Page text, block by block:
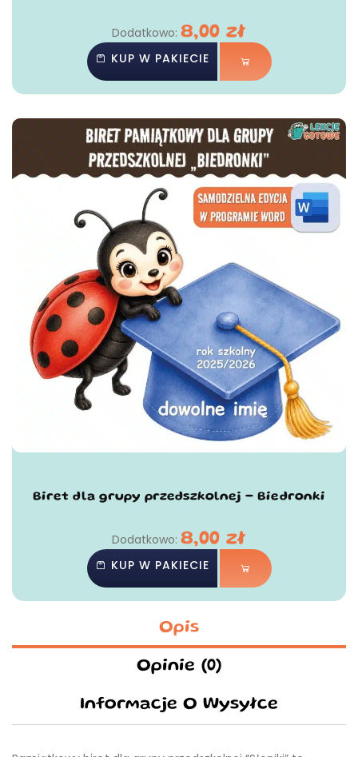
Dodatkowo:8,00zł
KUP W PAKIECIE
Biret dla grupy przedszkolnej - Biedronki
Dodatkowo:8,00zł
KUP W PAKIECIE
Opis
Opinie (0)
Informacje O Wysyłce